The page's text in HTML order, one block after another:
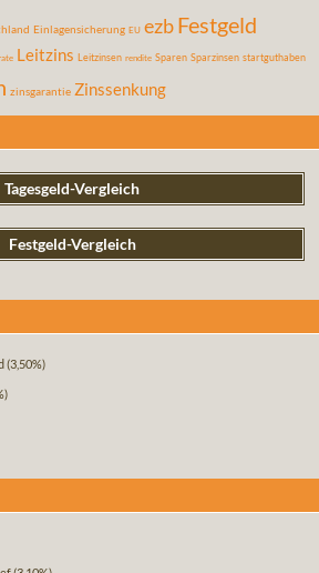
Einlagensicherung EU ezbFestgeld
Leitzins Leitzinsen rendite Sparen Sparzinsen startguthaben
zinsgarantie Zinssenkung
Tagesgeld-Vergleich
Festgeld-Vergleich
(3,50%)